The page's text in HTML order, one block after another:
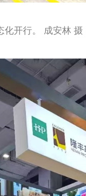
化开行。 成安林 摄